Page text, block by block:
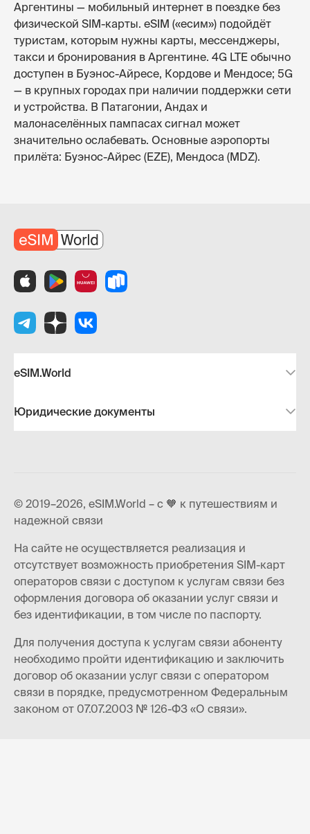
Аргентины — мобильный интернет в поездке без
физической SIM-карты. eSIM («есим») подойдёт
туристам, которым нужны карты, мессенджеры,
такси и бронирования в Аргентине. 4G LTE обычно
доступен в Буэнос-Айресе, Кордове и Мендосе; 5G
— в крупных городах при наличии поддержки сети
и устройства. В Патагонии, Андах и
малонаселённых пампасах сигнал может
значительно ослабевать. Основные аэропорты
прилёта: Буэнос-Айрес (EZE), Мендоса (MDZ).
eSIM.World
Юридические документы
© 2019–2026, eSIM.World – с 🧡 к путешествиям и
надежной связи
На сайте не осуществляется реализация и
отсутствует возможность приобретения SIM-карт
операторов связи с доступом к услугам связи без
оформления договора об оказании услуг связи и
без идентификации, в том числе по паспорту.
Для получения доступа к услугам связи абоненту
необходимо пройти идентификацию и заключить
договор об оказании услуг связи с оператором
связи в порядке, предусмотренном Федеральным
законом от 07.07.2003 № 126-ФЗ «О связи».